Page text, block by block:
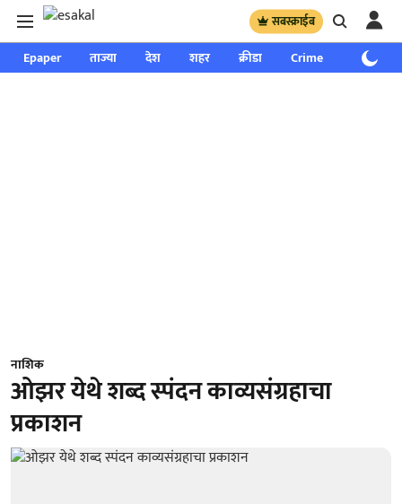
सबस्क्राईब
Epaper ताज्या देश शहर क्रीडा Crime साप्ताहिक
नाशिक
ओझर येथे शब्द स्पंदन काव्यसंग्रहाचा
प्रकाशन